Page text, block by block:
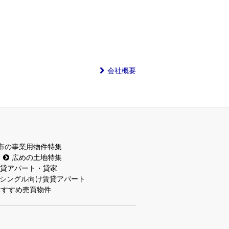
会社概要
の事業用物件特集
広めの土地特集
アパート・貸家
ングル向け賃貸アパート
すすめ売買物件